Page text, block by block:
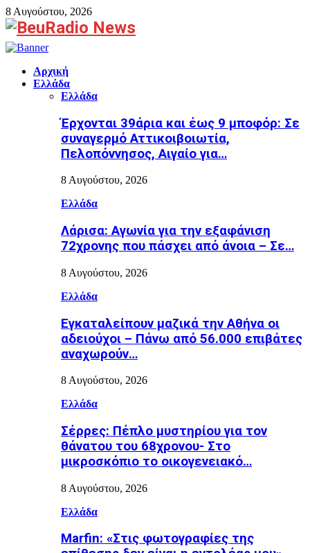
8 Αυγούστου, 2026
Facebook
Αρχική
Ελλάδα
Ελλάδα
Έρχονται 39άρια και έως 9 μποφόρ: Σε
συναγερμό Αττικοιβοιωτία,
Πελοπόννησος, Αιγαίο για…
8 Αυγούστου, 2026
Ελλάδα
Λάρισα: Αγωνία για την εξαφάνιση
72χρονης που πάσχει από άνοια – Σε…
8 Αυγούστου, 2026
Ελλάδα
Εγκαταλείπουν μαζικά την Αθήνα οι
αδειούχοι – Πάνω από 56.000 επιβάτες
αναχωρούν…
8 Αυγούστου, 2026
Ελλάδα
Σέρρες: Πέπλο μυστηρίου για τον
θάνατου του 68χρονου- Στο
μικροσκόπιο το οικογενειακό…
8 Αυγούστου, 2026
Ελλάδα
Marfin: «Στις φωτογραφίες της